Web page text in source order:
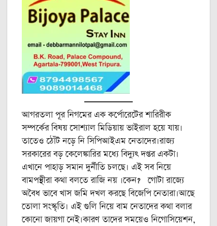
আগরতলা পূর নিগমের এক কর্পোরেটের শারিরীক
সম্পর্কের বিষয় সোশ্যাল মিডিয়ায় ভাইরাল হয়ে যায়।
তাতেও ঠোঁট নড়ে নি সিপিআইএম নেতাদের।রাজ্য
সরকারের বড় কেলেঙ্কারির মধ্যে বিদ্যুৎ দপ্তর একটা।
এখানে পাহাড় সমান দুর্নীতি চলছে। এই সব নিয়ে
বামপন্থীরা কথা বলতে রাজি নয় ।কেন? গোটা রাজ্যে
অবৈধ ভাবে খাস জমি দখল করছে বিজেপি নেতারা।আছে
তোলা সংস্কৃতি। এই গুলি নিয়ে বাম নেতাদের কথা বলার
কোনো জায়গা নেই।কারণ তাদের সময়েও নিগোসিয়েশন,